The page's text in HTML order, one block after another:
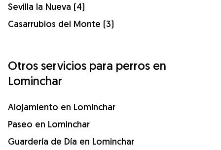
Sevilla la Nueva (4)
Casarrubios del Monte (3)
Otros servicios para perros en
Lominchar
Alojamiento en Lominchar
Paseo en Lominchar
Guardería de Día en Lominchar